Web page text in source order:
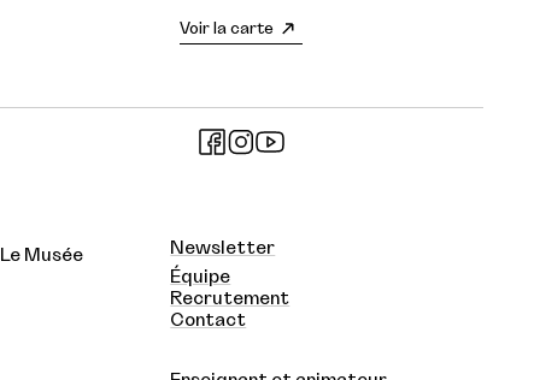
Voir la carte
Le Musée
Newsletter
Équipe
Recrutement
Contact